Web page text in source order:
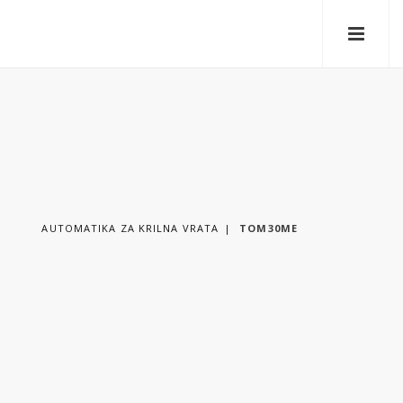
AUTOMATIKA ZA KRILNA VRATA TOM30ME